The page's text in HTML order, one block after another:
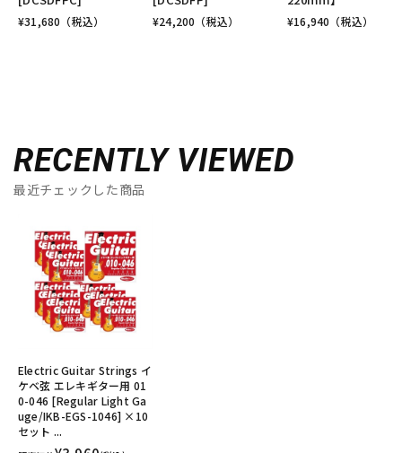
¥31,680 （税込） ¥24,200 （税込） ¥16,940 （税込）
RECENTLY VIEWED
最近チェックした商品
Electric Guitar Strings イ
ケベ弦 エレキギター用 01
0-046 [Regular Light Ga
uge/IKB-EGS-1046] ×10
セット ...